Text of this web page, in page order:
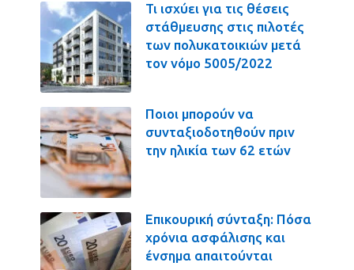
Τι ισχύει για τις θέσεις
στάθμευσης στις πιλοτές
των πολυκατοικιών μετά
τον νόμο 5005/2022
Ποιοι μπορούν να
συνταξιοδοτηθούν πριν
την ηλικία των 62 ετών
Επικουρική σύνταξη: Πόσα
χρόνια ασφάλισης και
ένσημα απαιτούνται